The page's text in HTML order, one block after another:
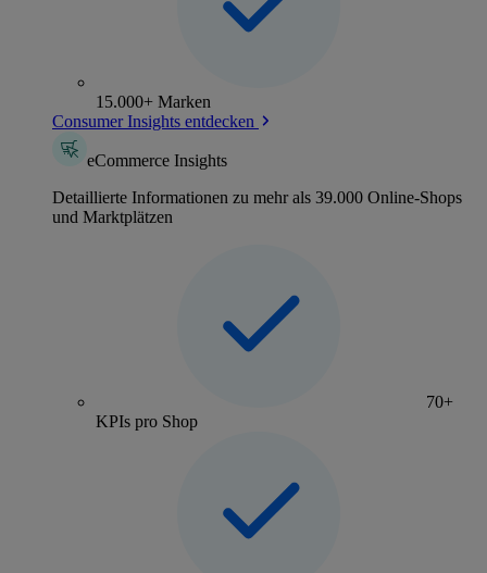
15.000+ Marken
Consumer Insights entdecken
eCommerce Insights
Detaillierte Informationen zu mehr als 39.000 Online-Shops
und Marktplätzen
70+
KPIs pro Shop